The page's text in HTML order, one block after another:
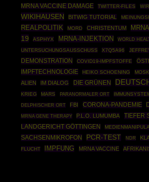
MRNA VACCINE DAMAGE TWITTER-FILES
WIKIHAUSEN BITWIG TUTORIAL
REALPOLITIK MORD CHRISTENTUM MRNA
19
ASPHYX MRNA-INJEKTION WORLD
UNTERSUCHUNGSAUSSCHUSS
X7Q5A96
DEMONSTRATION COVID19-IMPFSTOFFE
IMPFTECHNOLOGIE
HEIKO SCHOENING
ALIEN IM DIALOG DIE GRÜNEN
KRIEG
MARS PARANORMALER ORT
DELPHISCHER ORT FBI CORONA-PANDEMIE
MRNA GENE THERAPY P.L.O. LUMUMBA TIEFER
LANDGERICHT GÖTTINGEN
SACHSENMIKROFON PCR-TEST NDR
FLUCHT
IMPFUNG MRNA VACCINE